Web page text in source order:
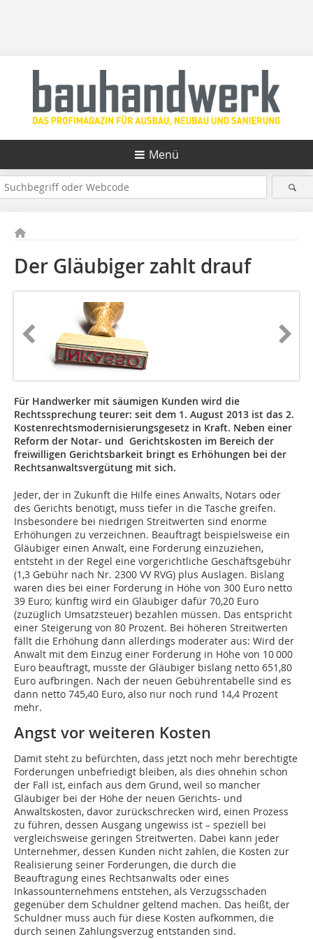
Menü
Der Gläubiger zahlt drauf
Für Handwerker mit säumigen Kunden wird die
Rechtssprechung teurer: seit dem 1. August 2013 ist das 2.
Kostenrechtsmodernisierungsgesetz in Kraft. Neben einer
Reform der Notar- und Gerichtskosten im Bereich der
freiwilligen Gerichtsbarkeit bringt es Erhöhungen bei der
Rechtsanwaltsvergütung mit sich.
Jeder, der in Zukunft die Hilfe eines Anwalts, Notars oder
des Gerichts benötigt, muss tiefer in die Tasche greifen.
Insbesondere bei niedrigen Streitwerten sind enorme
Erhöhungen zu verzeichnen. Beauftragt beispielsweise ein
Gläubiger einen Anwalt, eine Forderung einzuziehen,
entsteht in der Regel eine vorgerichtliche Geschäftsgebühr
(1,3 Gebühr nach Nr. 2300 VV RVG) plus Auslagen. Bislang
waren dies bei einer Forderung in Höhe von 300 Euro netto
39 Euro; künftig wird ein Gläubiger dafür 70,20 Euro
(zuzüglich Umsatzsteuer) bezahlen müssen. Das entspricht
einer Steigerung von 80 Prozent. Bei höheren Streitwerten
fällt die Erhöhung dann allerdings moderater aus: Wird der
Anwalt mit dem Einzug einer Forderung in Höhe von 10 000
Euro beauftragt, musste der Gläubiger bislang netto 651,80
Euro aufbringen. Nach der neuen Gebührentabelle sind es
dann netto 745,40 Euro, also nur noch rund 14,4 Prozent
mehr.
Angst vor weiteren Kosten
Damit steht zu befürchten, dass jetzt noch mehr berechtigte
Forderungen unbefriedigt bleiben, als dies ohnehin schon
der Fall ist, einfach aus dem Grund, weil so mancher
Gläubiger bei der Höhe der neuen Gerichts- und
Anwaltskosten, davor zurückschrecken wird, einen Prozess
zu führen, dessen Ausgang ungewiss ist – speziell bei
vergleichsweise geringen Streitwerten. Dabei kann jeder
Unternehmer, dessen Kunden nicht zahlen, die Kosten zur
Realisierung seiner Forderungen, die durch die
Beauftragung eines Rechtsanwalts oder eines
Inkassounternehmens entstehen, als Verzugsschaden
gegenüber dem Schuldner geltend machen. Das heißt, der
Schuldner muss auch für diese Kosten aufkommen, die
durch seinen Zahlungsverzug entstanden sind.